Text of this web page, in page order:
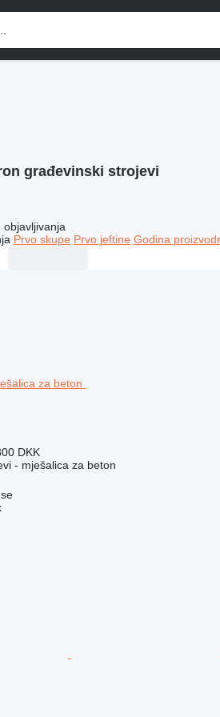
građevinski strojevi
objavljivanja
Prvo skupe Prvo jeftine Godina
DKK
- mješalica za beton